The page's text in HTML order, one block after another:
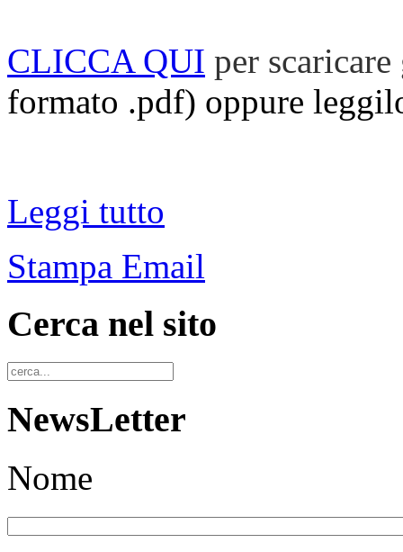
CLICCA QUI per
formato .pdf) oppure
Leggi tutto
Stampa Email
Cerca nel sito
NewsLetter
Nome